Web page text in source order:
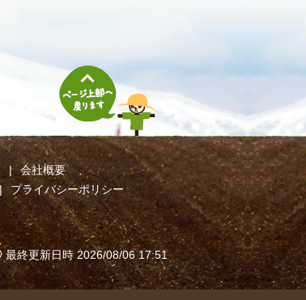
会社概要
プライバシーポリシー
最終更新日時 2026/08/06 17:51